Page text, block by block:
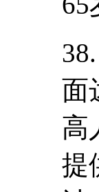
面
高
提